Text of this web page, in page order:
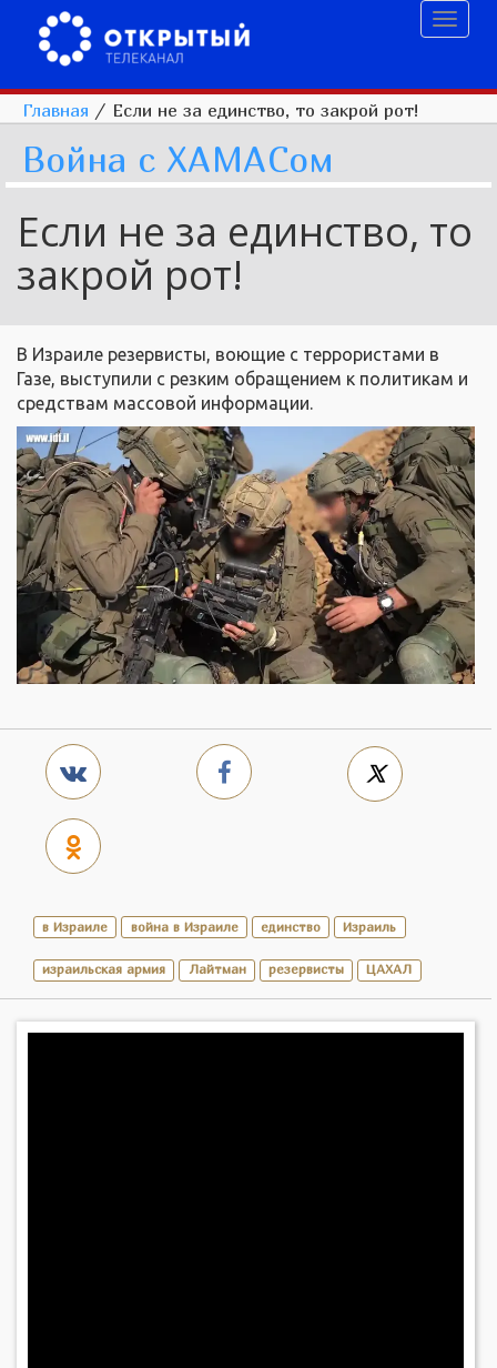
Главная / Если не за единство, то закрой рот!
Война с ХАМАСом
Если не за единство, то
закрой рот!
В Израиле резервисты, воющие с террористами в
Газе, выступили с резким обращением к политикам и
средствам массовой информации.
в Израиле война в Израиле единство Израиль
израильская армия Лайтман резервисты ЦАХАЛ